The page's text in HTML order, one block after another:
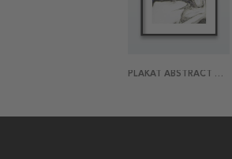
PLAKAT ABSTRACT MARBLE